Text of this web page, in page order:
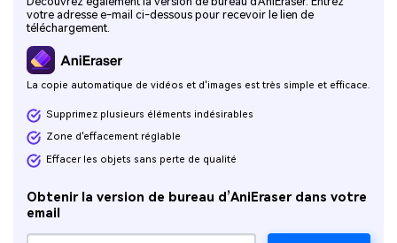
votre adresse e-mail ci-dessous pour recevoir le lien de
téléchargement.
La copie automatique de vidéos et d'images est très simple et efficace.
Supprimez plusieurs éléments indésirables
Zone d'effacement réglable
Effacer les objets sans perte de qualité
Obtenir la version de bureau d’AniEraser dans votre
email